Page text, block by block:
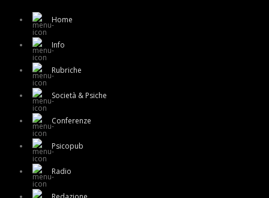
Home
Info
Rubriche
Società & Psiche
Conferenze
Psicopub
Radio